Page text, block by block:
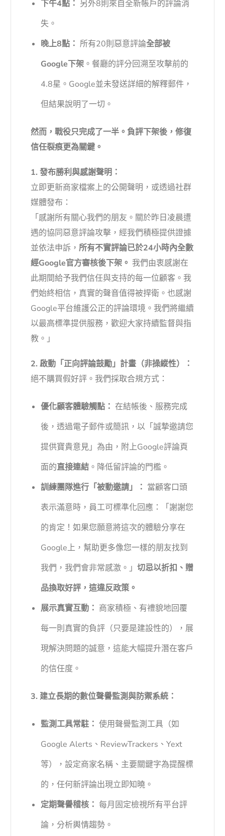
下午4點： 另外8則來自全新帳戶的評論消
失。
晚上8點： 所有20則惡意評論全部被
Google下架 。餐廳的評分回溯至攻擊前的
4.8星。Google並未發送詳細的解釋郵件，
但結果說明了一切。
然而，戰役只完成了一半。負評下架後，修復
信任裂痕更為關鍵。
1. 發布勝利與感謝聲明：
立即更新商家檔案上的公開聲明，或透過社群
媒體發布：
「感謝所有關心我們的朋友。關於昨日凌晨遭
遇的協同惡意評論攻擊，經我們積極提供證據
並依法申訴， 所有不實評論已於24小時內全數
經Google官方審核後下架。 我們由衷感謝在
此期間給予我們信任與支持的每一位顧客。我
們始終相信，真實的聲音值得被捍衛。也感謝
Google平台維護公正的評論環境。我們將繼續
以最高標準提供服務，歡迎大家持續監督與指
教。」
2. 啟動「正向評論鼓勵」計畫（非操縱性）：
絕不購買假好評。我們採取合規方式：
優化顧客體驗觸點： 在結帳後、服務完成
後，透過電子郵件或簡訊，以「誠摯邀請您
提供寶貴意見」為由，附上Google評論頁
面的直接連結 。降低留評論的門檻。
訓練團隊進行「被動邀請」： 當顧客口頭
表示滿意時，員工可標準化回應：「謝謝您
的肯定！如果您願意將這次的體驗分享在
Google上，幫助更多像您一樣的朋友找到
我們，我們會非常感激。」切忌以折扣、贈
品換取好評，這違反政策。
展示真實互動： 商家積極、有禮貌地回覆
每一則真實的負評（只要是建設性的），展
現解決問題的誠意，這能大幅提升潛在客戶
的信任度。
3. 建立長期的數位聲譽監測與防禦系統：
監測工具常駐： 使用聲譽監測工具（如
Google Alerts、ReviewTrackers、Yext
等），設定商家名稱、主要關鍵字為提醒標
的，任何新評論出現立即知曉。
定期聲譽稽核： 每月固定檢視所有平台評
論，分析輿情趨勢。